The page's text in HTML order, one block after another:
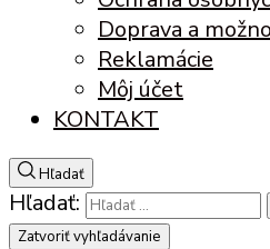
Doprava a
Reklamácie
Môj účet
KONTAKT
Hľadať
Hľadať:
Zatvoriť vyhľadávanie